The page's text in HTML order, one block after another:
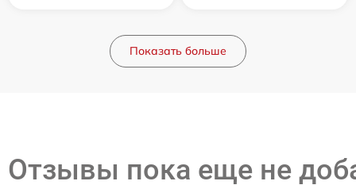
Показать больше
Отзывы пока еще не